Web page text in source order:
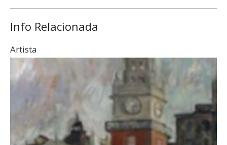
Info Relacionada
Artista